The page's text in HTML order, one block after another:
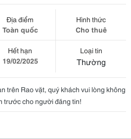
Địa điểm
Toàn quốc
Hình thức
Cho thuê
Hết hạn
19/02/2025
Loại tin
Thường
trên Rao vặt, quý khách vui lòng không
trước cho người đăng tin!